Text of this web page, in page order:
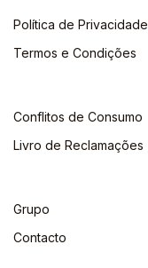
Política de Privacidade
Termos e Condições
Conflitos de Consumo
Livro de Reclamações
Grupo
Contacto